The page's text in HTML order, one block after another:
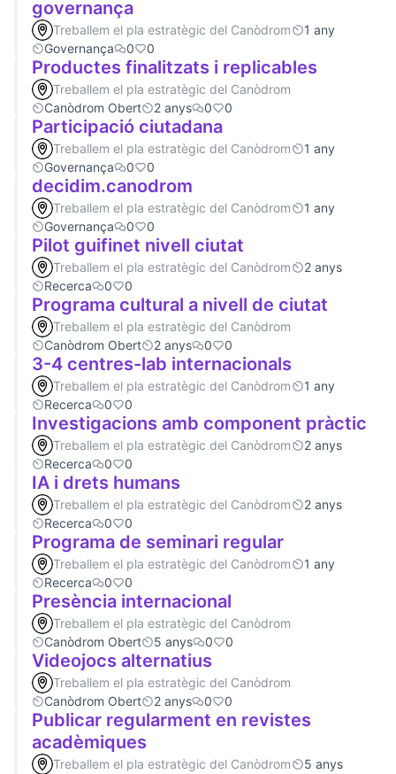
governança
Treballem el pla estratègic del Canòdrom
1 any
Governança
0 0
Productes finalitzats i replicables
Treballem el pla estratègic del Canòdrom
Canòdrom Obert
2 anys 0 0
Participació ciutadana
Treballem el pla estratègic del Canòdrom
1 any
Governança
0 0
decidim.canodrom
Treballem el pla estratègic del Canòdrom
1 any
Governança
0 0
Pilot guifinet nivell ciutat
Treballem el pla estratègic del Canòdrom
2 anys
Recerca
0 0
Programa cultural a nivell de ciutat
Treballem el pla estratègic del Canòdrom
Canòdrom Obert
2 anys 0 0
3-4 centres-lab internacionals
Treballem el pla estratègic del Canòdrom
1 any
Recerca
0 0
Investigacions amb component pràctic
Treballem el pla estratègic del Canòdrom
2 anys
Recerca
0 0
IA i drets humans
Treballem el pla estratègic del Canòdrom
2 anys
Recerca
0 0
Programa de seminari regular
Treballem el pla estratègic del Canòdrom
1 any
Recerca
0 0
Presència internacional
Treballem el pla estratègic del Canòdrom
Canòdrom Obert
5 anys 0 0
Videojocs alternatius
Treballem el pla estratègic del Canòdrom
Canòdrom Obert
2 anys 0 0
Publicar regularment en revistes
acadèmiques
Treballem el pla estratègic del Canòdrom
5 anys